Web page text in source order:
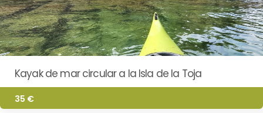
Kayak de mar circular a la Isla de la Toja
35 €